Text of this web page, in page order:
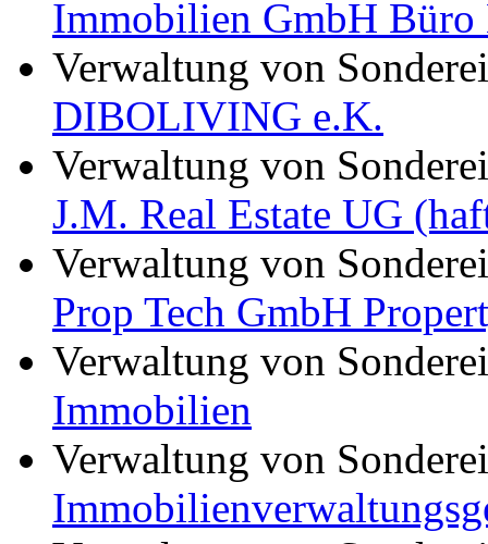
Immobilien GmbH Büro
Verwaltung von
DIBOLIVING e.K.
Verwaltung von
J.M. Real Estate UG
Verwaltung von
Prop Tech GmbH
Verwaltung von
Immobilien
Verwaltung von